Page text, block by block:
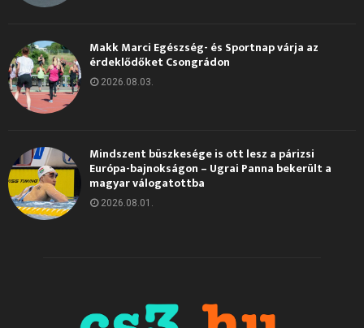
Makk Marci Egészség- és Sportnap várja az
érdeklődőket Csongrádon
2026.08.03.
Mindszent büszkesége is ott lesz a párizsi
Európa-bajnokságon – Ugrai Panna bekerült a
magyar válogatottba
2026.08.01.